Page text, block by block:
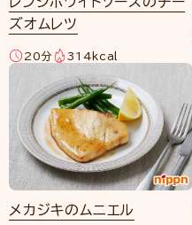
ズオムレツ
20分 314kcal
メカジキのムニエル